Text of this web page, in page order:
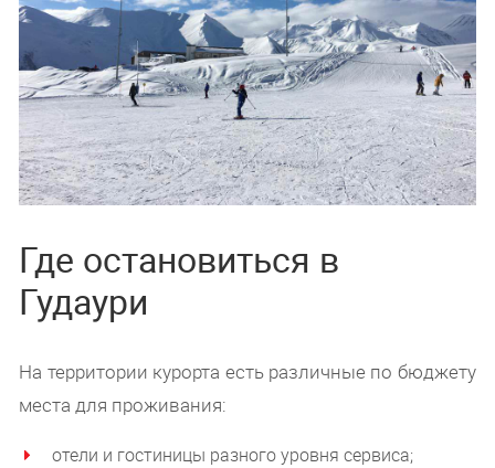
Где остановиться в
Гудаури
На территории курорта есть различные по бюджету
места для проживания:
отели и гостиницы разного уровня сервиса;